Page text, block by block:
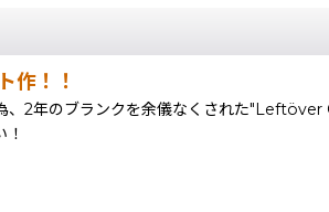
作！！
2年のブランクを余儀なくされた